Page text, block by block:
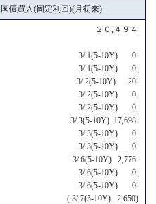
国債買入(固定利回)(月初来)
２０,４９４
3/ 1(5-10Y) 0.
3/ 1(5-10Y) 0.
3/ 2(5-10Y) 20.
3/ 2(5-10Y) 0.
3/ 2(5-10Y) 0.
3/ 3(5-10Y) 17,698.
3/ 3(5-10Y) 0.
3/ 3(5-10Y) 0.
3/ 6(5-10Y) 2,776.
3/ 6(5-10Y) 0.
3/ 6(5-10Y) 0.
( 3/ 7(5-10Y) 2,650)